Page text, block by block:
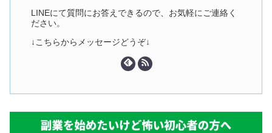
LINEにて質問にお答えできるので、お気軽にご連絡く
ださい。
↓こちらからメッセージどうぞ↓